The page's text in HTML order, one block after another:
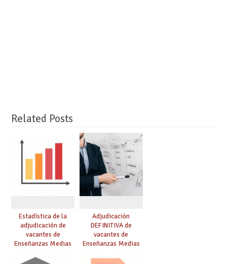
Related Posts
Estadística de la
adjudicación de
vacantes de
Enseñanzas Medias
Adjudicación
DEFINITIVA de
vacantes de
Enseñanzas Medias